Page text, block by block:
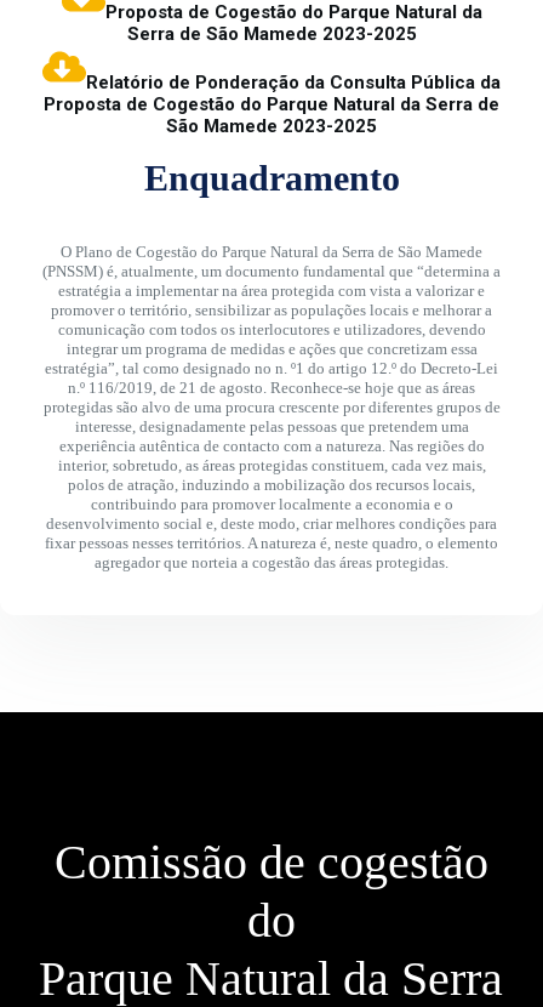
Proposta de Cogestão do Parque Natural da
Serra de São Mamede 2023-2025
Relatório de Ponderação da Consulta Pública da
Proposta de Cogestão do Parque Natural da Serra de
São Mamede 2023-2025
Enquadramento
O Plano de Cogestão do Parque Natural da Serra de São Mamede
(PNSSM) é, atualmente, um documento fundamental que “determina a
estratégia a implementar na área protegida com vista a valorizar e
promover o território, sensibilizar as populações locais e melhorar a
comunicação com todos os interlocutores e utilizadores, devendo
integrar um programa de medidas e ações que concretizam essa
estratégia”, tal como designado no n. º1 do artigo 12.º do Decreto-Lei
n.º 116/2019, de 21 de agosto. Reconhece-se hoje que as áreas
protegidas são alvo de uma procura crescente por diferentes grupos de
interesse, designadamente pelas pessoas que pretendem uma
experiência autêntica de contacto com a natureza. Nas regiões do
interior, sobretudo, as áreas protegidas constituem, cada vez mais,
polos de atração, induzindo a mobilização dos recursos locais,
contribuindo para promover localmente a economia e o
desenvolvimento social e, deste modo, criar melhores condições para
fixar pessoas nesses territórios. A natureza é, neste quadro, o elemento
agregador que norteia a cogestão das áreas protegidas.
Comissão de cogestão
do
Parque Natural da Serra